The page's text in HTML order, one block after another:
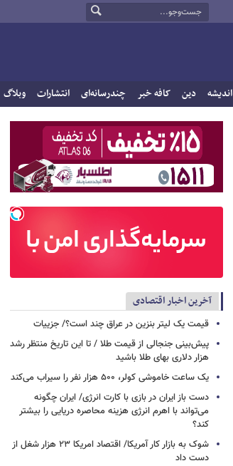
اندیشه دین کافه خبر چندرسانه‌ای انتشارات وبلاگ
آخرین اخبار اقتصادی
قیمت یک لیتر بنزین در عراق چند است؟/ جزییات
پیش‌بینی جنجالی از قیمت طلا / تا این تاریخ منتظر رشد
هزار دلاری بهای طلا باشید
یک ساعت خاموشی کولر، ۵۰۰ هزار نفر را سیراب می‌کند
دست باز ایران در بازی با کارت انرژی/ ایران چگونه
می‌تواند با اهرم انرژی‌ هزینه محاصره دریایی را بیشتر
کند؟
شوک به بازار کار آمریکا/ اقتصاد امریکا ۲۳ هزار شغل از
دست داد